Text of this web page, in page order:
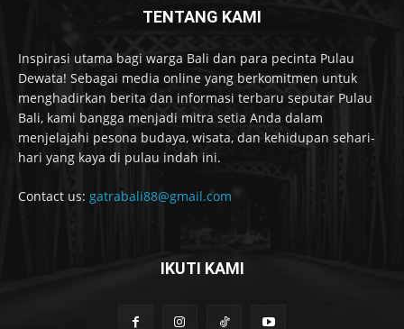
TENTANG KAMI
Inspirasi utama bagi warga Bali dan para pecinta Pulau
Dewata! Sebagai media online yang berkomitmen untuk
menghadirkan berita dan informasi terbaru seputar Pulau
Bali, kami bangga menjadi mitra setia Anda dalam
menjelajahi pesona budaya, wisata, dan kehidupan sehari-
hari yang kaya di pulau indah ini.
Contact us: gatrabali88@gmail.com
IKUTI KAMI